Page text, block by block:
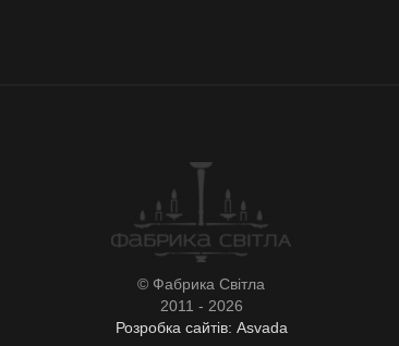
© Фабрика Світла
2011 - 2026
Розробка сайтів: Asvada